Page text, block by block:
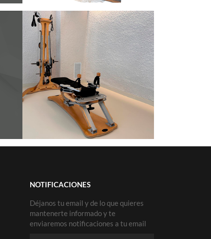
NOTIFICACIONES
Déjanos tu email y de lo que quieres
mantenerte informado y te
enviaremos notificaciones a tu email